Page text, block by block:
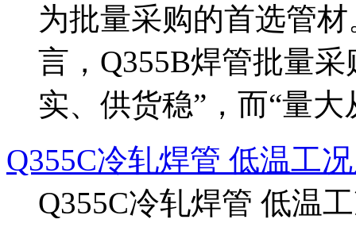
为批量采购的首选管
言，Q355B焊管批量
实、供货稳”，而“量
Q355C冷轧焊管 低温工
Q355C冷轧焊管 低温